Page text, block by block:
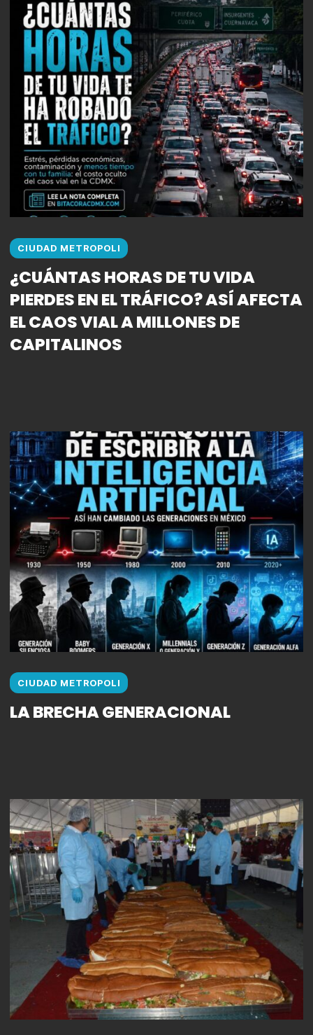
CIUDAD METROPOLI
¿CUÁNTAS HORAS DE TU VIDA
PIERDES EN EL TRÁFICO? ASÍ AFECTA
EL CAOS VIAL A MILLONES DE
CAPITALINOS
CIUDAD METROPOLI
LA BRECHA GENERACIONAL